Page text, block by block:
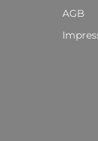
AGB